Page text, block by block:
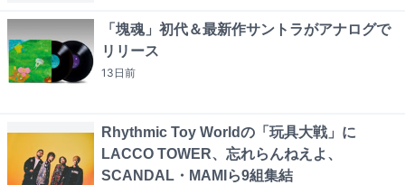
「塊魂」初代＆最新作サントラがアナログで
リリース
13日前
Rhythmic Toy Worldの「玩具大戦」に
LACCO TOWER、忘れらんねえよ、
SCANDAL・MAMIら9組集結